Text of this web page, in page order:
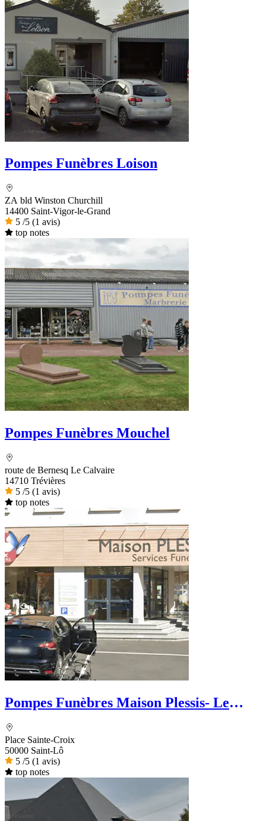
Pompes Funèbres Loison
ZA bld Winston Churchill
14400 Saint-Vigor-le-Grand
5 /5 (1 avis)
top notes
Pompes Funèbres Mouchel
route de Bernesq Le Calvaire
14710 Trévières
5 /5 (1 avis)
top notes
Pompes Funèbres Maison Plessis- Le
Place Sainte-Croix
50000 Saint-Lô
5 /5 (1 avis)
top notes